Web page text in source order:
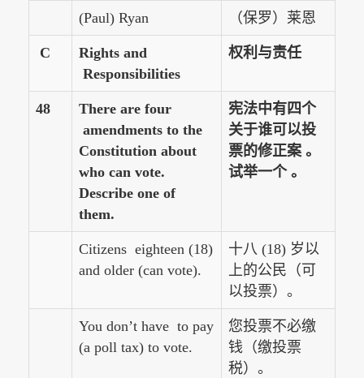
(Paul) Ryan （保罗）莱恩
C
Rights and
Responsibilities
权利与责任
48
There are four
amendments to the
Constitution about
who can vote.
Describe one of
them.
宪法中有四个
关于谁可以投
票的修正案 。
试举一个 。
Citizens eighteen (18)
and older (can vote).
十八 (18) 岁以
上的公民（可
以投票）。
You don’t have to pay
(a poll tax) to vote.
您投票不必缴
钱（缴投票
税）。